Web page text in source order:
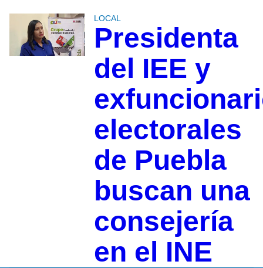
LOCAL
Presidenta
del IEE y
electorales
de Puebla
buscan una
consejería
en el INE